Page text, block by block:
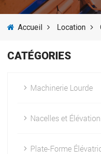
SERVICES
ACTUALITÉS
FOURNISSEURS
Accueil Location
CATÉGORIES
Machinerie Lourde
Nacelles et Élévation
Plate-Forme